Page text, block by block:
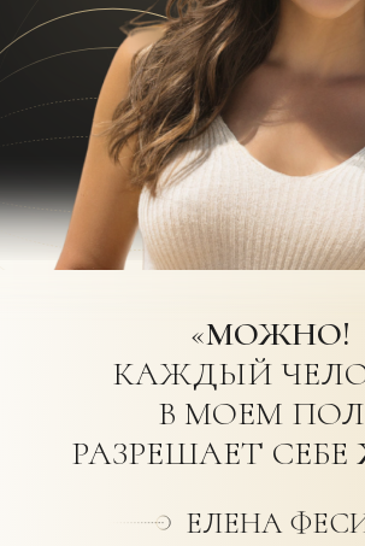
ЕЛЕНА
«МОЖНО!
КАЖДЫЙ
В МОЕМ
РАЗРЕШАЕТ СЕБЕ